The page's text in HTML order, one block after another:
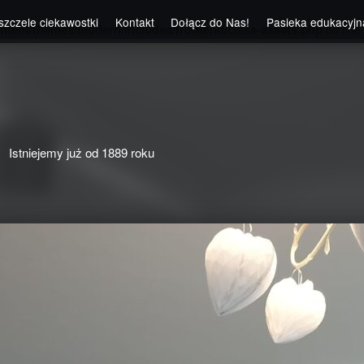
themes/modern/includes/frontend/class-assets.phpon line
ciekawostki Kontakt Dołącz do Nas! Pasieka
Istniejemy już od 1889 roku